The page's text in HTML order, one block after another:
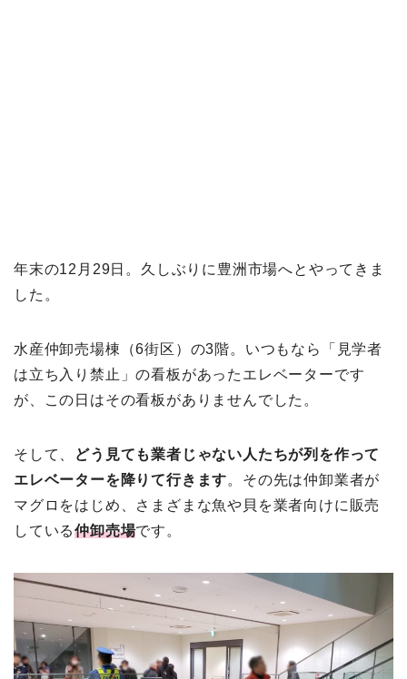
年末の12月29日。久しぶりに豊洲市場へとやってきま
した。
水産仲卸売場棟（6街区）の3階。いつもなら「見学者
は立ち入り禁止」の看板があったエレベーターです
が、この日はその看板がありませんでした。
そして、
どう見ても業者じゃない人たちが列を作って
エレベーターを降りて行きます。その先は仲卸業者が
マグロをはじめ、さまざまな魚や貝を業者向けに販売
している仲卸売場です。